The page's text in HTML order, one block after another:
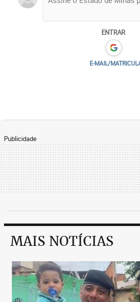
ENTRAR
E-MAIL/
Publicidade
MAIS NOTÍCIAS